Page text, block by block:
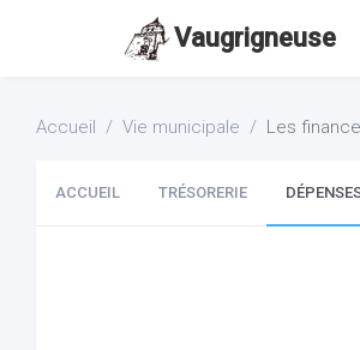
Vaugrigneuse
Accueil Vie municipale Les
ACCUEIL TRÉSORERIE